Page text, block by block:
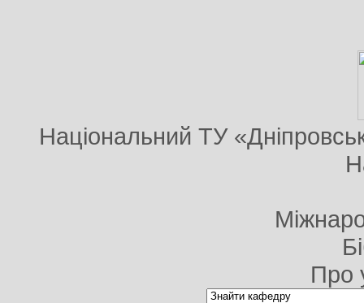
Національний ТУ
Про